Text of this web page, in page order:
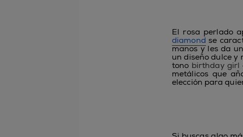
El rosa perlado
diamond se
manos y les da
un diseño dulce y
tono birthday girl
metálicos que
elección para